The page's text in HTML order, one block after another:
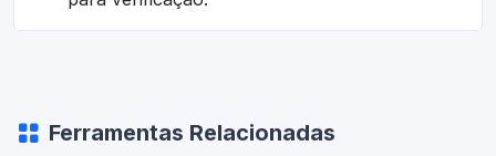
Ferramentas Relacionadas